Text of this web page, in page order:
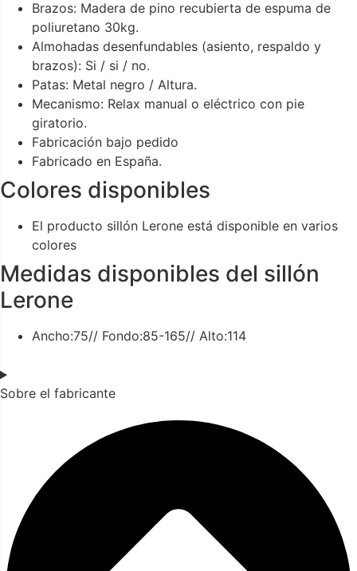
Brazos: Madera de pino recubierta de espuma de
poliuretano 30kg.
Almohadas desenfundables (asiento, respaldo y
brazos): Si / si / no.
Patas: Metal negro / Altura.
Mecanismo: Relax manual o eléctrico con pie
giratorio.
Fabricación bajo pedido
Fabricado en España.
Colores disponibles
El producto sillón Lerone está disponible en varios
colores
Medidas disponibles del sillón
Lerone
Ancho:75// Fondo:85-165// Alto:114
Sobre el fabricante